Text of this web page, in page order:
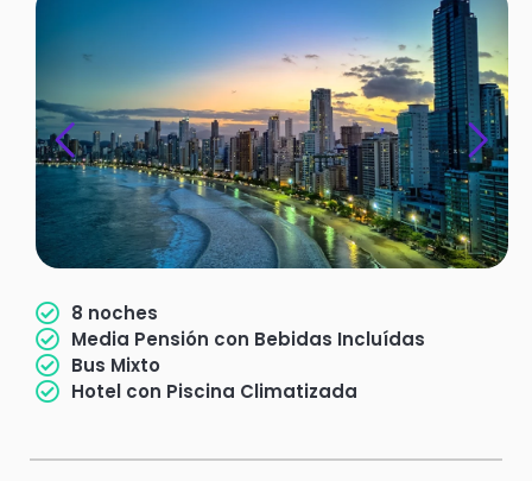
8 noches
Media Pensión con Bebidas Incluídas
Bus Mixto
Hotel con Piscina Climatizada